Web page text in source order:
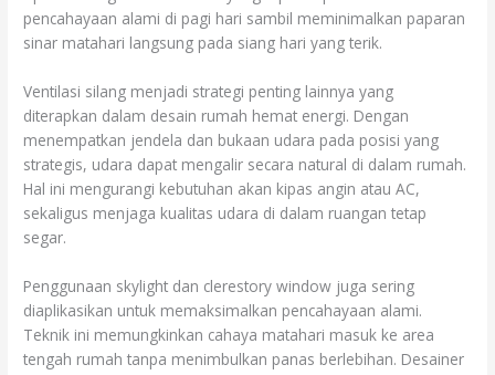
pencahayaan alami di pagi hari sambil meminimalkan paparan
sinar matahari langsung pada siang hari yang terik.
Ventilasi silang menjadi strategi penting lainnya yang
diterapkan dalam desain rumah hemat energi. Dengan
menempatkan jendela dan bukaan udara pada posisi yang
strategis, udara dapat mengalir secara natural di dalam rumah.
Hal ini mengurangi kebutuhan akan kipas angin atau AC,
sekaligus menjaga kualitas udara di dalam ruangan tetap
segar.
Penggunaan skylight dan clerestory window juga sering
diaplikasikan untuk memaksimalkan pencahayaan alami.
Teknik ini memungkinkan cahaya matahari masuk ke area
tengah rumah tanpa menimbulkan panas berlebihan. Desainer